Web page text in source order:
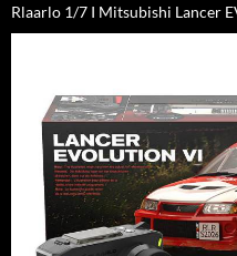
Rlaarlo 1/7 I Mitsubishi Lancer